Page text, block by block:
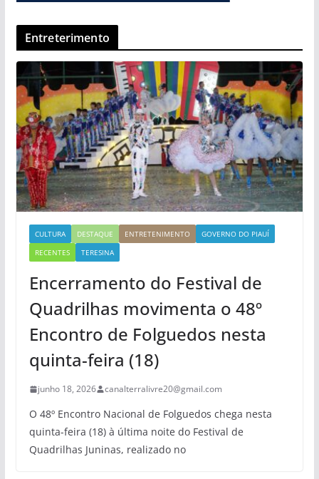
Entreterimento
CULTURA DESTAQUE ENTRETENIMENTO
GOVERNO DO PIAUÍ
RECENTES
TERESINA
Encerramento do Festival de
Quadrilhas movimenta o 48º
Encontro de Folguedos nesta
quinta-feira (18)
junho 18, 2026 canalterralivre20@gmail.com
O 48º Encontro Nacional de Folguedos chega nesta
quinta-feira (18) à última noite do Festival de
Quadrilhas Juninas, realizado no